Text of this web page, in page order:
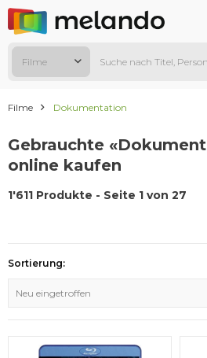
Filme
Filme Dokumentation
Gebrauchte
online kaufen
1'611 Produkte - Seite 1 von 27
Sortierung:
Neu eingetroffen